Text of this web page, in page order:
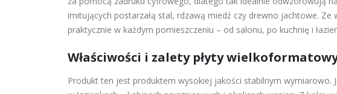
imitujących postarzałą stal, rdzawą miedź czy drewno jachtowe.
praktycznie w każdym pomieszczeniu – od salonu, po kuchnię i
Właściwości i zalety płyty
Produkt ten jest produktem wysokiej jakości stabilnym